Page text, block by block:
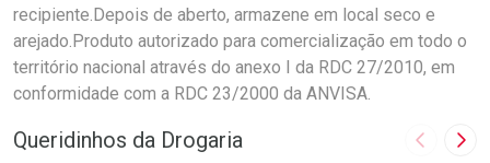
recipiente.Depois de aberto, armazene em local seco e
arejado.Produto autorizado para comercialização em todo o
território nacional através do anexo I da RDC 27/2010, em
conformidade com a RDC 23/2000 da ANVISA.
Queridinhos da Drogaria Imagem